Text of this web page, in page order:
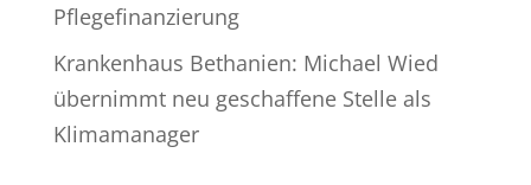
Pflegefinanzierung
Krankenhaus Bethanien: Michael Wied
übernimmt neu geschaffene Stelle als
Klimamanager